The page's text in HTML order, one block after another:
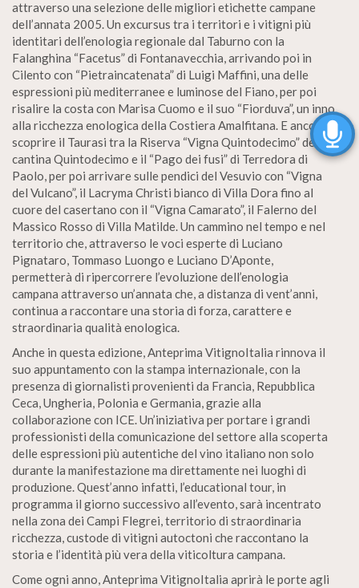
attraverso una selezione delle migliori etichette campane
dell’annata 2005. Un excursus tra i territori e i vitigni più
identitari dell’enologia regionale dal Taburno con la
Falanghina “Facetus” di Fontanavecchia, arrivando poi in
Cilento con “Pietraincatenata” di Luigi Maffini, una delle
espressioni più mediterranee e luminose del Fiano, per poi
risalire la costa con Marisa Cuomo e il suo “Fiorduva”, un inno
alla ricchezza enologica della Costiera Amalfitana. E ancora:
scoprire il Taurasi tra la Riserva “Vigna Quintodecimo” della
cantina Quintodecimo e il “Pago dei fusi” di Terredora di
Paolo, per poi arrivare sulle pendici del Vesuvio con “Vigna
del Vulcano”, il Lacryma Christi bianco di Villa Dora fino al
cuore del casertano con il “Vigna Camarato”, il Falerno del
Massico Rosso di Villa Matilde. Un cammino nel tempo e nel
territorio che, attraverso le voci esperte di Luciano
Pignataro, Tommaso Luongo e Luciano D’Aponte,
permetterà di ripercorrere l’evoluzione dell’enologia
campana attraverso un’annata che, a distanza di vent’anni,
continua a raccontare una storia di forza, carattere e
straordinaria qualità enologica.
Anche in questa edizione, Anteprima VitignoItalia rinnova il
suo appuntamento con la stampa internazionale, con la
presenza di giornalisti provenienti da Francia, Repubblica
Ceca, Ungheria, Polonia e Germania, grazie alla
collaborazione con ICE. Un’iniziativa per portare i grandi
professionisti della comunicazione del settore alla scoperta
delle espressioni più autentiche del vino italiano non solo
durante la manifestazione ma direttamente nei luoghi di
produzione. Quest’anno infatti, l’educational tour, in
programma il giorno successivo all’evento, sarà incentrato
nella zona dei Campi Flegrei, territorio di straordinaria
ricchezza, custode di vitigni autoctoni che raccontano la
storia e l’identità più vera della viticoltura campana.
Come ogni anno, Anteprima VitignoItalia aprirà le porte agli